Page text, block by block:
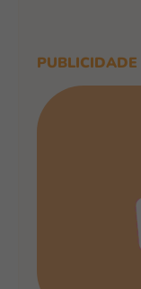
PUBLICIDADE